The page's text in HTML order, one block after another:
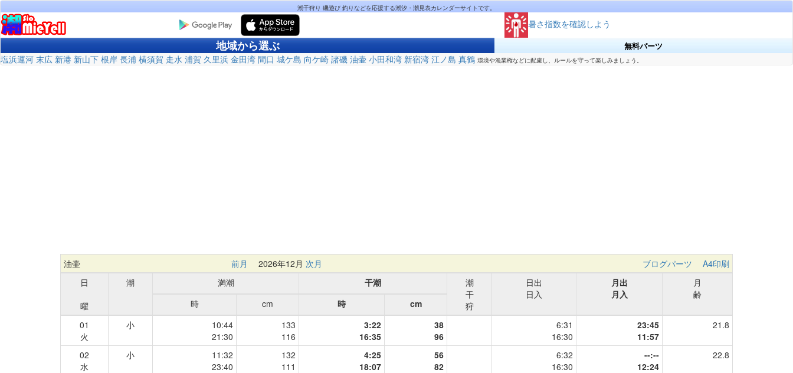
潮干狩り 磯遊び 釣りなどを応援する潮汐・潮見表カレンダーサイトです。
暑さ指数を確認しよう
地域から選ぶ 無料パーツ
塩浜運河 末広 新港 新山下 根岸 長浦 横須賀 走水 浦賀 久里浜 金田湾 間口 城ケ島 向ケ崎 諸磯 油壷 小田和湾 新宿湾 江ノ島 真鶴 環境や漁業権などに配慮し、ルールを守って楽しみましょう。
油壷 前月 2026年12月 次月 ブログパーツ
A4印刷
日
曜
潮 満潮 干潮
潮
干
狩
日出
日入
月出
月入
月
齢
時
cm 時
cm
01
火
小
10:44
21:30
133
116
3:22
16:35
38
96
6:31
16:30
23:45
11:57
21.8
02
水
小
11:32
23:40
132
111
4:25
18:07
56
82
6:32
16:30
--:--
12:24
22.8